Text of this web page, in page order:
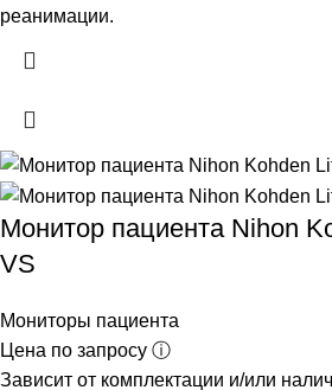
реанимации.
Монитор пациента Nihon
VS
Мониторы пациента
Цена по запросу ⓘ
Зависит от комплектации и/или